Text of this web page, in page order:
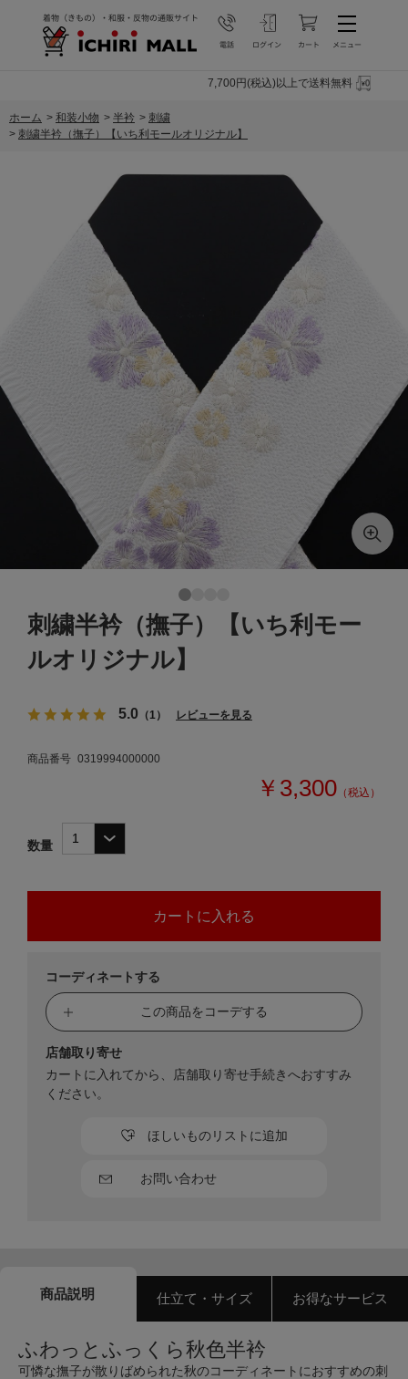
7,700円(税込)以上で送料無料
ホーム > 和装小物 > 半衿 > 刺繍
> 刺繍半衿（撫子）【いち利モールオリジナル】
刺繍半衿（撫子）【いち利モー
ルオリジナル】
5.0 （1） レビューを見る
商品番号 0319994000000
￥3,300 （税込）
数量
コーディネートする
この商品をコーデする
お問い合わせ
ほしいものリストに追加
店舗取り寄せ
カートに入れてから、店舗取り寄せ手続きへおすすみ
ください。
商品説明 仕立て・サイズ お得なサービス
ふわっとふっくら秋色半衿
可憐な撫子が散りばめられた秋のコーディネートにおすすめの刺